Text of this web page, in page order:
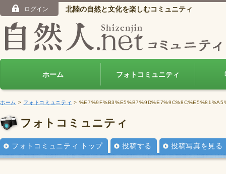
ログイン 北陸の自然と文化を楽しむコミュニティ
ホーム フォトコミュニティ
ホーム > フォトコミュニティ >
フォトコミュニティ
フォトコミュニティ トップ 投稿する 投稿写真を見る